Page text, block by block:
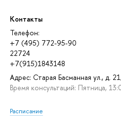
Контакты
Телефон:
+7 (495) 772-95-90
22724
+7(915)1843148
Адрес: Старая Басманная ул., д.
Время консультаций: Пятница,
Расписание